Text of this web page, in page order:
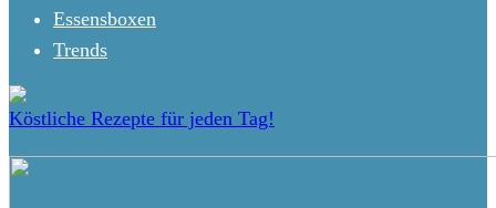
Essensboxen
Trends
Köstliche Rezepte für jeden Tag!